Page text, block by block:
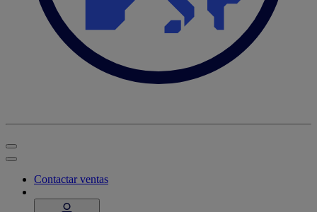
Contactar ventas